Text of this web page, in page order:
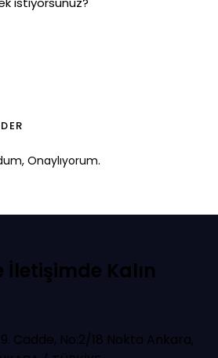
Onaylıyorum.
İletişimde Kalın
Cadde, No:2/18 Nokta Ankara,